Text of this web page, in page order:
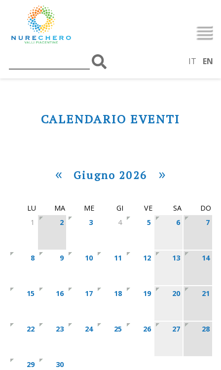
IT EN
CALENDARIO EVENTI
« Giugno 2026 »
LU MA ME GI VE SA
DO
1
2 3 4 5 6 7
8 9 10 11 12 13 14
15 16 17 18 19 20 21
22 23 24 25 26 27 28
29 30